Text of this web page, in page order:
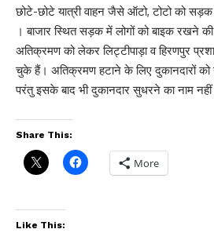
छोटे-छोटे यात्री वाहन जैसे ऑटो, टोटो को सड़क
। बाजार स्थित सड़क में लोगों को बाइक रखने
अतिक्रमण को लेकर लिट्टीपाड़ा व हिरणपुर
चुके हैं। अतिक्रमण हटाने के लिए दुकानदारों को
परंतु इसके बाद भी दुकानदार सुधरने का नाम
Share This:
More
Like This: